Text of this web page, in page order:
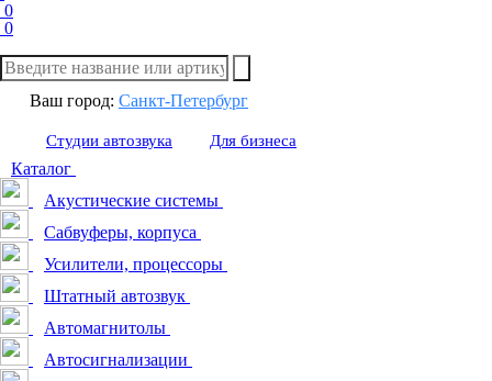
0
0
Ваш город: Санкт-Петербург
Студии автозвука Для бизнеса
Каталог
Акустические системы
Сабвуферы, корпуса
Усилители, процессоры
Штатный автозвук
Автомагнитолы
Автосигнализации